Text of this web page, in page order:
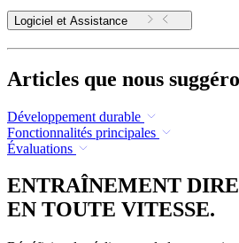
Logiciel et Assistance
Articles que nous
Développement durable
Fonctionnalités principales
Évaluations
ENTRAÎNEMENT
EN TOUTE VITESSE.